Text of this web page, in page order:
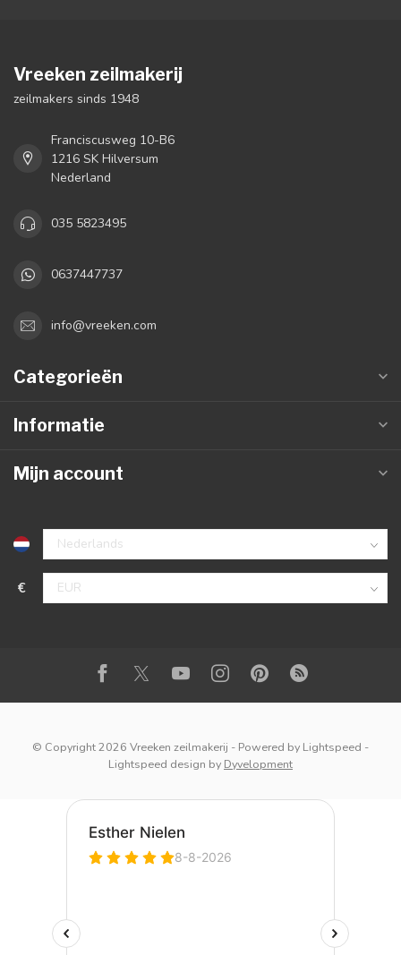
Vreeken zeilmakerij
zeilmakers sinds 1948
Franciscusweg 10-B6
1216 SK Hilversum
Nederland
035 5823495
0637447737
info@vreeken.com
Categorieën
Informatie
Mijn account
€
© Copyright 2026 Vreeken zeilmakerij - Powered by Lightspeed -
Lightspeed design by Dyvelopment